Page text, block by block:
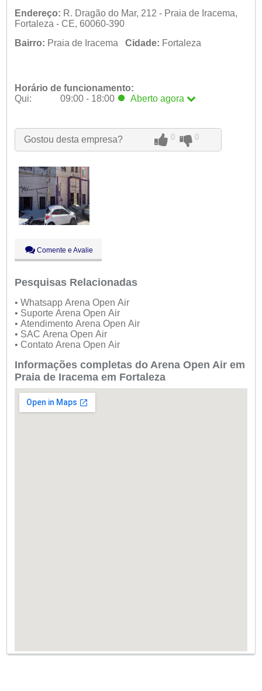
Endereço: R. Dragão do Mar, 212 - Praia de Iracema,
Fortaleza - CE, 60060-390
Bairro: Praia de Iracema Cidade: Fortaleza
Horário de funcionamento:
Qui:
09:00 - 18:00 Aberto agora
Qua:
09:00 - 18:00
Qui:
09:00 - 18:00 Aberto agora
Sáb:
Fechado
Dom:
Fechado
Gostou desta empresa? 0 0
Comente e Avalie
Pesquisas Relacionadas
• Whatsapp Arena Open Air
• Suporte Arena Open Air
• Atendimento Arena Open Air
• SAC Arena Open Air
• Contato Arena Open Air
Informações completas do Arena Open Air em
Praia de Iracema em Fortaleza